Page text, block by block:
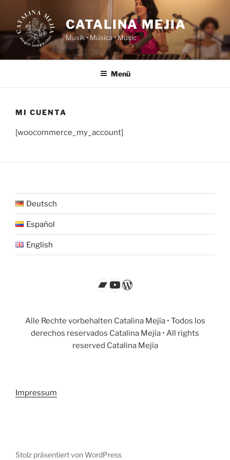
Inhalt
springen
CATALINA MEJIA
Musik • Música • Music
Menü
MI CUENTA
[woocommerce_my_account]
Deutsch
Español
English
Bandcamp
YouTube
WordPress
Alle Rechte vorbehalten Catalina Mejía • Todos los
derechos reservados Catalina Mejía • All rights
reserved Catalina Mejía
Impressum
Stolz präsentiert von WordPress